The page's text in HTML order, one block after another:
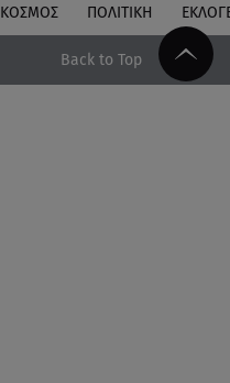
ΚΟΣΜΟΣ ΠΟΛΙΤΙΚΗ
Back to Top